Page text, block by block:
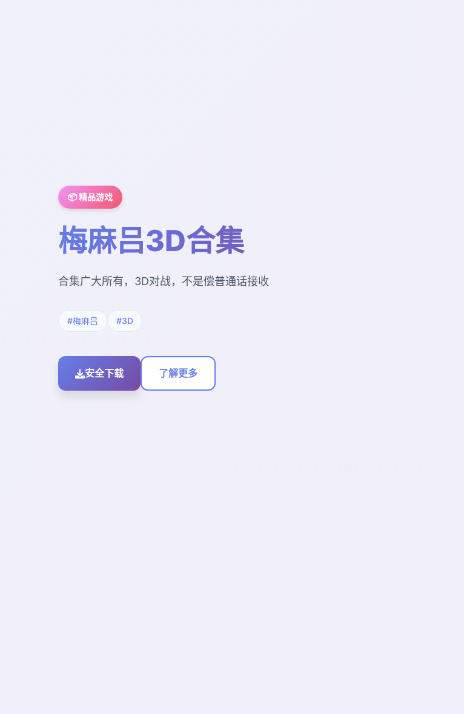
📦 精品游戏
梅麻吕3D合集
合集广大所有，3D对战，不是偿普通话接收
#梅麻吕 #3D
安全下载 了解更多